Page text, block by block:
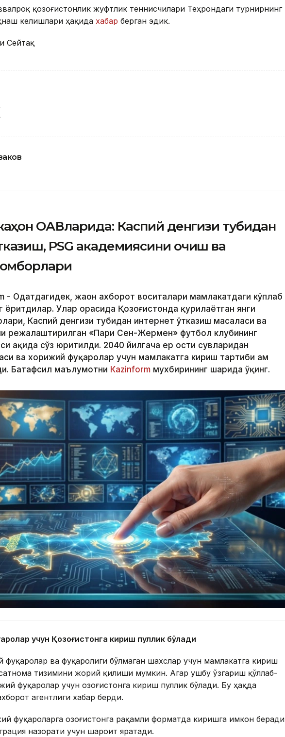
қозоғистонлик жуфтлик теннисчилари Теҳрондаги турнирнинг
келишлари ҳақида хабар берган эдик.
Сейтақ
ОАВларида: Каспий денгизи тубидан
PSG академиясини очиш ва
- Одатдагидек, жаҳон ахборот воситалари мамлакатдаги кўплаб
ёритдилар. Улар орасида Қозоғистонда қурилаётган янги
Каспий денгизи тубидан интернет ўтказиш масаласи ва
режалаштирилган «Пари Сен-Жермен» футбол клубининг
ҳақида сўз юритилди. 2040 йилгача ер ости сувларидан
ва хорижий фуқаролар учун мамлакатга кириш тартиби ҳам
Батафсил маълумотни Кazinform мухбирининг шарҳида ўқинг.
учун Қозоғистонга кириш пуллик бўлади
фуқаролар ва фуқаролиги бўлмаган шахслар учун мамлакатга кириш
тизимини жорий қилиши мумкин. Агар ушбу ўзгариш қўллаб-
фуқаролар учун Қозоғистонга кириш пуллик бўлади. Бу ҳақда
агентлиги хабар берди.
фуқароларга Қозоғистонга рақамли форматда киришга имкон беради
назорати учун шароит яратади.